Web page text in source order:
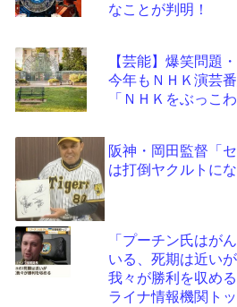
なことが判明！
【芸能】爆笑問題
今年もＮＨＫ演芸
「ＮＨＫをぶっこ
阪神・岡田監督「
は打倒ヤクルトにな
「プーチン氏はが
いる、死期は近い
我々が勝利を収め
ライナ情報機関トッ
ル